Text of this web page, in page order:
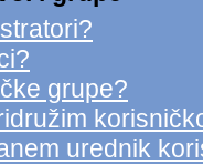
grupe?
urednik